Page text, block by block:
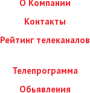
О Компании
Контакты
Рейтинг телеканалов
Телепрограмма
Обьявления